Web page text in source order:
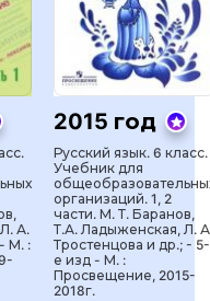
А.
М. :
2015 год
Русский язык. 6 класс.
Учебник для
организаций. 1, 2
части. М. Т. Баранов,
Т.А. Ладыженская, Л.
Тростенцова и др.; - 5-
е изд - М. :
Просвещение, 2015-
2018г.